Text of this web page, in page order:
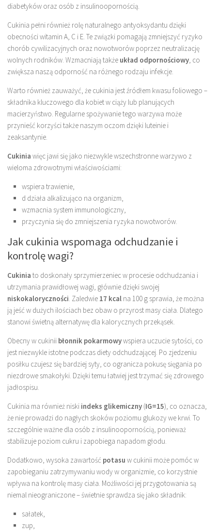
diabetyków oraz osób z insulinoopornością.
Cukinia pełni również rolę naturalnego antyoksydantu dzięki
obecności witamin A, C i E. Te związki pomagają zmniejszyć ryzyko
chorób cywilizacyjnych oraz nowotworów poprzez neutralizację
wolnych rodników. Wzmacniają także układ odpornościowy, co
zwiększa naszą odporność na różnego rodzaju infekcje.
Warto również zauważyć, że cukinia jest źródłem kwasu foliowego –
składnika kluczowego dla kobiet w ciąży lub planujących
macierzyństwo. Regularne spożywanie tego warzywa może
przynieść korzyści także naszym oczom dzięki luteinie i
zeaksantynie.
Cukinia więc jawi się jako niezwykle wszechstronne warzywo z
wieloma zdrowotnymi właściwościami:
wspiera trawienie,
d działa alkalizująco na organizm,
wzmacnia system immunologiczny,
przyczynia się do zmniejszenia ryzyka nowotworów.
Jak cukinia wspomaga odchudzanie i
kontrolę wagi?
Cukinia to doskonały sprzymierzeniec w procesie odchudzania i
utrzymania prawidłowej wagi, głównie dzięki swojej
niskokaloryczności. Zaledwie 17 kcal na 100 g sprawia, że można
ją jeść w dużych ilościach bez obaw o przyrost masy ciała. Dlatego
stanowi świetną alternatywę dla kalorycznych przekąsek.
Obecny w cukinii błonnik pokarmowywspiera uczucie sytości, co
jest niezwykle istotne podczas diety odchudzającej. Po zjedzeniu
posiłku czujesz się bardziej syty, co ogranicza pokusę sięgania po
niezdrowe smakołyki. Dzięki temu łatwiej jest trzymać się zdrowego
jadłospisu.
Cukinia ma również niski indeks glikemiczny (IG=15), co oznacza,
że nie prowadzi do nagłych skoków poziomu glukozy we krwi. To
szczególnie ważne dla osób z insulinoopornością, ponieważ
stabilizuje poziom cukru i zapobiega napadom głodu.
Dodatkowo, wysoka zawartość potasu w cukinii może pomóc w
zapobieganiu zatrzymywaniu wody w organizmie, co korzystnie
wpływa na kontrolę masy ciała. Możliwości jej przygotowania są
niemal nieograniczone – świetnie sprawdza się jako składnik:
sałatek,
zup,